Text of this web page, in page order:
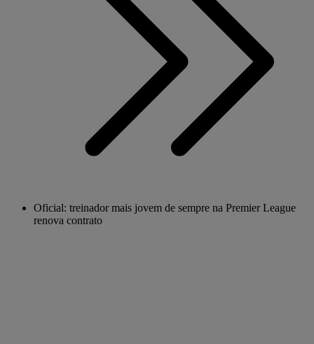
Oficial: treinador mais jovem de sempre na Premier League
renova contrato